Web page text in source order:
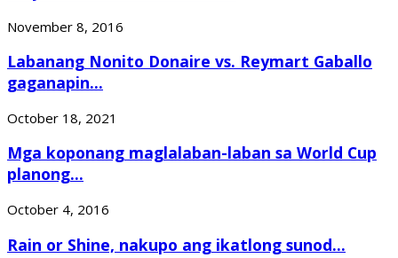
November 8, 2016
Labanang Nonito Donaire vs. Reymart Gaballo
gaganapin...
October 18, 2021
Mga koponang maglalaban-laban sa World Cup
planong...
October 4, 2016
Rain or Shine, nakupo ang ikatlong sunod...